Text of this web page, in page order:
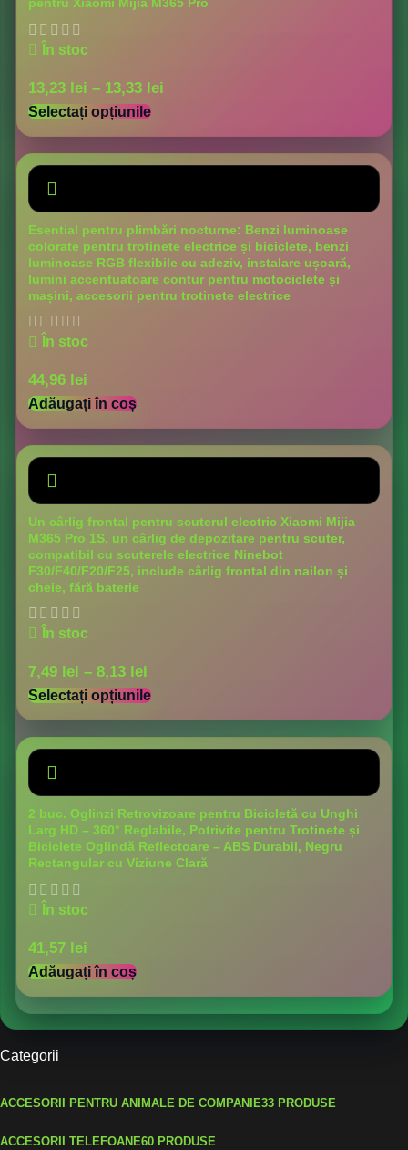
pentru Xiaomi Mijia M365 Pro
În stoc
13,23 lei – 13,33 lei
Selectați opțiunile
Esential pentru plimbări nocturne: Benzi luminoase
colorate pentru trotinete electrice și biciclete, benzi
luminoase RGB flexibile cu adeziv, instalare ușoară,
lumini accentuatoare contur pentru motociclete și
mașini, accesorii pentru trotinete electrice
În stoc
44,96 lei
Adăugați în coș
Un cârlig frontal pentru scuterul electric Xiaomi Mijia
M365 Pro 1S, un cârlig de depozitare pentru scuter,
compatibil cu scuterele electrice Ninebot
F30/F40/F20/F25, include cârlig frontal din nailon și
cheie, fără baterie
În stoc
7,49 lei – 8,13 lei
Selectați opțiunile
2 buc. Oglinzi Retrovizoare pentru Bicicletă cu Unghi
Larg HD – 360° Reglabile, Potrivite pentru Trotinete și
Biciclete Oglindă Reflectoare – ABS Durabil, Negru
Rectangular cu Viziune Clară
În stoc
41,57 lei
Adăugați în coș
Categorii
ACCESORII PENTRU ANIMALE DE COMPANIE33 PRODUSE
ACCESORII TELEFOANE60 PRODUSE